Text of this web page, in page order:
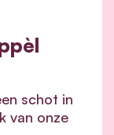
schot in
van onze